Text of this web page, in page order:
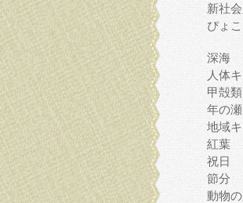
新社
ぴょこ
深海
人体
甲殻類
年の瀬
地域
紅葉
祝日
節分
動物